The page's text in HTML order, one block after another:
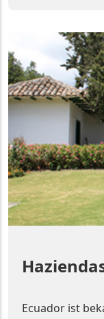
Ecuador ist